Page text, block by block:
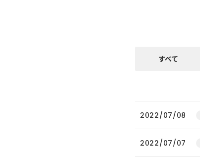
すべて
2022/07/08
2022/07/07